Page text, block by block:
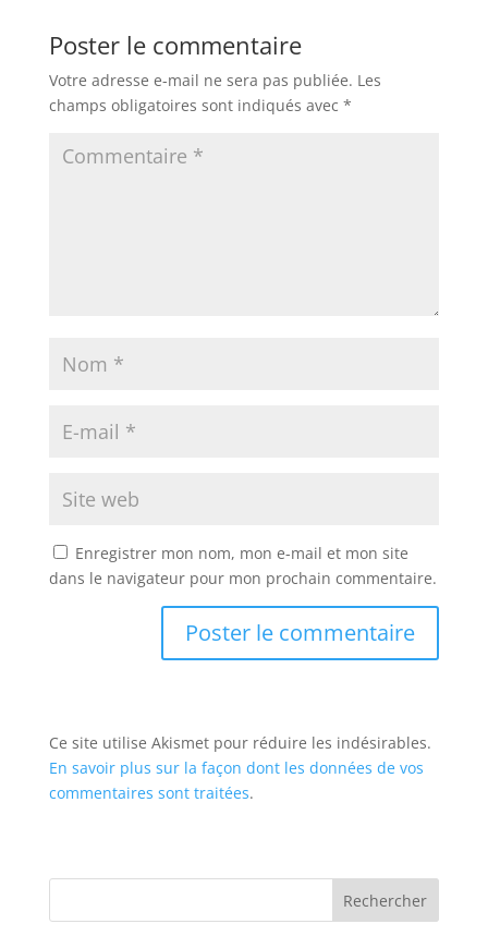
Poster le commentaire
Votre adresse e-mail ne sera pas publiée. Les
champs obligatoires sont indiqués avec *
Enregistrer mon nom, mon e-mail et mon site
dans le navigateur pour mon prochain commentaire.
Ce site utilise Akismet pour réduire les indésirables.
En savoir plus sur la façon dont les données de vos
commentaires sont traitées.